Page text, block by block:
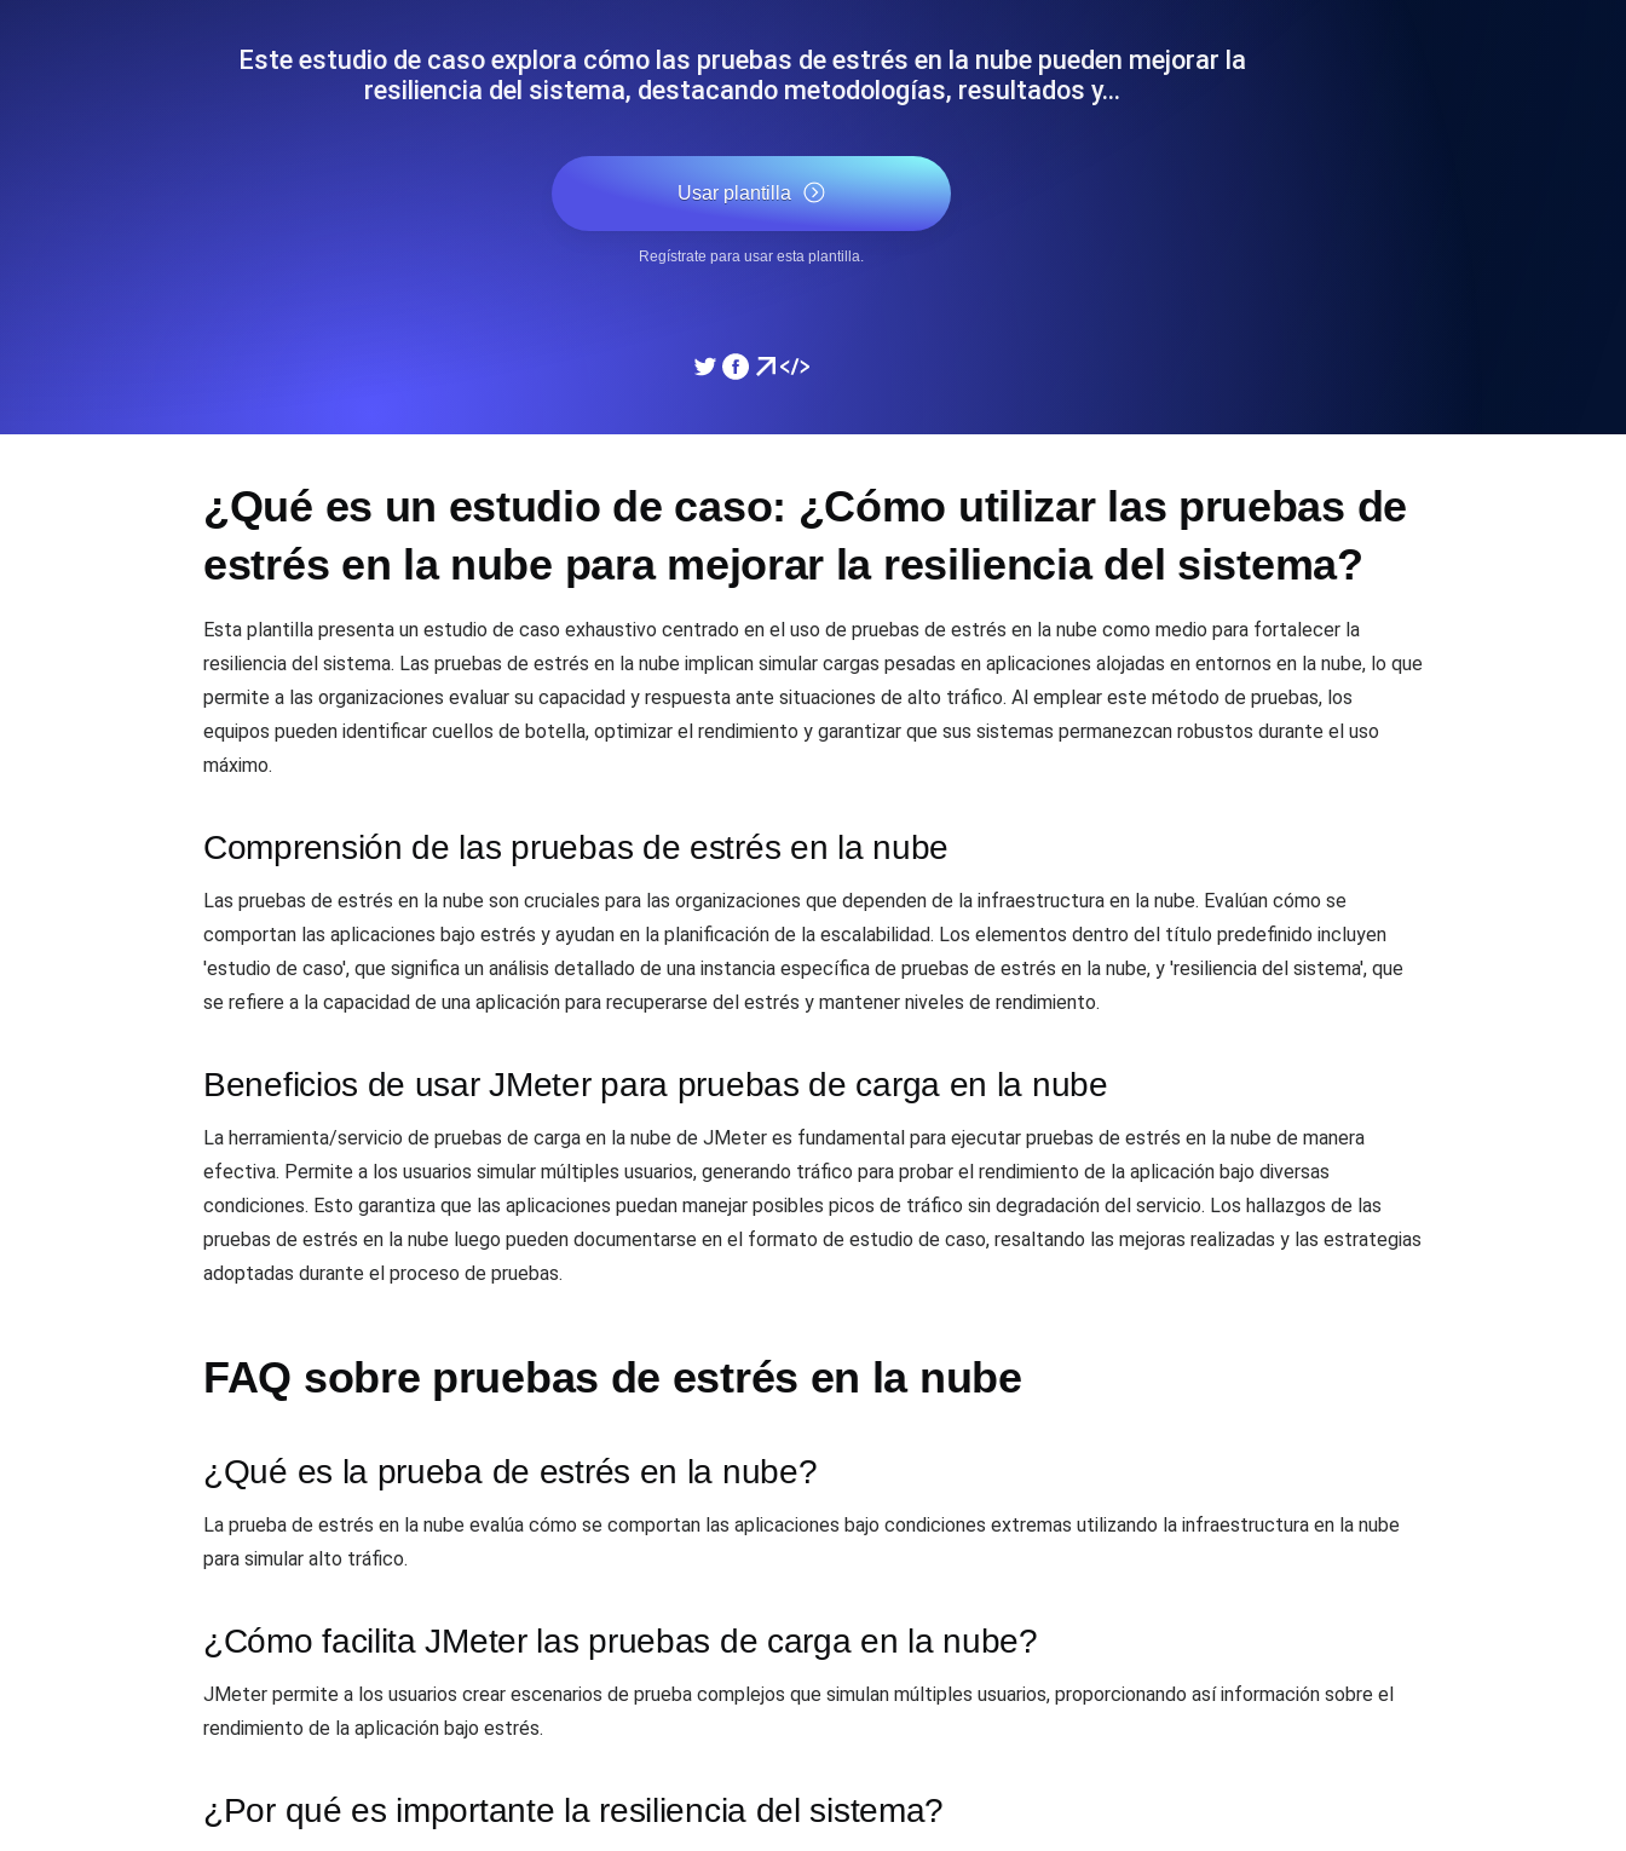
Uptime Monitoring para sitios web y APIs. Gratis para empezar.
Checks automáticos de certificados SSL y alertas de caducidad.
Gratis para empezar.
Heartbeat monitoring para cron jobs y tareas programadas. Gratis
DNS Monitoring
Monitores como YAML, JS y MCP
Este estudio de caso explora cómo las pruebas de estrés en la nube pueden mejorar la
resiliencia del sistema, destacando metodologías, resultados y…
Usar plantilla
Regístrate para usar esta plantilla.
¿Qué es un estudio de caso: ¿Cómo utilizar las pruebas de
estrés en la nube para mejorar la resiliencia del sistema?
Esta plantilla presenta un estudio de caso exhaustivo centrado en el uso de pruebas de estrés en la nube como medio para fortalecer la
resiliencia del sistema. Las pruebas de estrés en la nube implican simular cargas pesadas en aplicaciones alojadas en entornos en la nube, lo que
permite a las organizaciones evaluar su capacidad y respuesta ante situaciones de alto tráfico. Al emplear este método de pruebas, los
equipos pueden identificar cuellos de botella, optimizar el rendimiento y garantizar que sus sistemas permanezcan robustos durante el uso
máximo.
Comprensión de las pruebas de estrés en la nube
Las pruebas de estrés en la nube son cruciales para las organizaciones que dependen de la infraestructura en la nube. Evalúan cómo se
comportan las aplicaciones bajo estrés y ayudan en la planificación de la escalabilidad. Los elementos dentro del título predefinido incluyen
'estudio de caso', que significa un análisis detallado de una instancia específica de pruebas de estrés en la nube, y 'resiliencia del sistema', que
se refiere a la capacidad de una aplicación para recuperarse del estrés y mantener niveles de rendimiento.
Beneficios de usar JMeter para pruebas de carga en la nube
La herramienta/servicio de pruebas de carga en la nube de JMeter es fundamental para ejecutar pruebas de estrés en la nube de manera
efectiva. Permite a los usuarios simular múltiples usuarios, generando tráfico para probar el rendimiento de la aplicación bajo diversas
condiciones. Esto garantiza que las aplicaciones puedan manejar posibles picos de tráfico sin degradación del servicio. Los hallazgos de las
pruebas de estrés en la nube luego pueden documentarse en el formato de estudio de caso, resaltando las mejoras realizadas y las estrategias
adoptadas durante el proceso de pruebas.
FAQ sobre pruebas de estrés en la nube
¿Qué es la prueba de estrés en la nube?
La prueba de estrés en la nube evalúa cómo se comportan las aplicaciones bajo condiciones extremas utilizando la infraestructura en la nube
para simular alto tráfico.
¿Cómo facilita JMeter las pruebas de carga en la nube?
JMeter permite a los usuarios crear escenarios de prueba complejos que simulan múltiples usuarios, proporcionando así información sobre el
rendimiento de la aplicación bajo estrés.
¿Por qué es importante la resiliencia del sistema?